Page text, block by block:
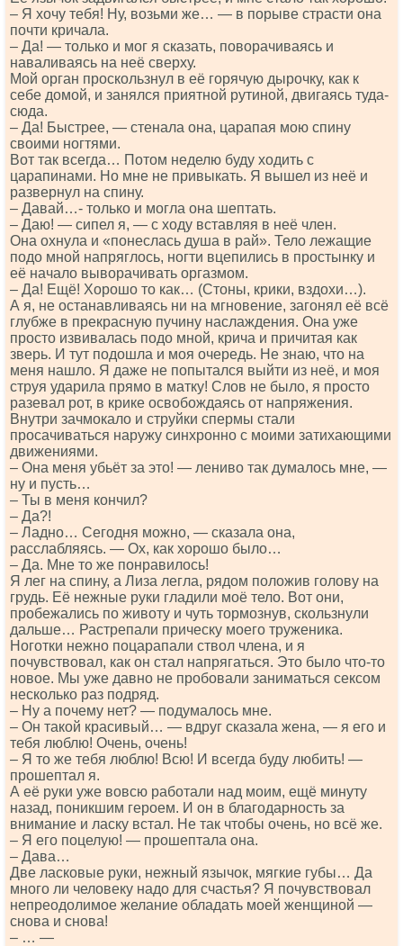
– Я хочу тебя! Ну, возьми же… — в порыве страсти она
почти кричала.
– Да! — только и мог я сказать, поворачиваясь и
наваливаясь на неё сверху.
Мой орган проскользнул в её горячую дырочку, как к
себе домой, и занялся приятной рутиной, двигаясь туда-
сюда.
– Да! Быстрее, — стенала она, царапая мою спину
своими ногтями.
Вот так всегда… Потом неделю буду ходить с
царапинами. Но мне не привыкать. Я вышел из неё и
развернул на спину.
– Давай…- только и могла она шептать.
– Даю! — сипел я, — с ходу вставляя в неё член.
Она охнула и «понеслась душа в рай». Тело лежащие
подо мной напряглось, ногти вцепились в простынку и
её начало выворачивать оргазмом.
– Да! Ещё! Хорошо то как… (Стоны, крики, вздохи…).
А я, не останавливаясь ни на мгновение, загонял её всё
глубже в прекрасную пучину наслаждения. Она уже
просто извивалась подо мной, крича и причитая как
зверь. И тут подошла и моя очередь. Не знаю, что на
меня нашло. Я даже не попытался выйти из неё, и моя
струя ударила прямо в матку! Слов не было, я просто
разевал рот, в крике освобождаясь от напряжения.
Внутри зачмокало и струйки спермы стали
просачиваться наружу синхронно с моими затихающими
движениями.
– Она меня убьёт за это! — лениво так думалось мне, —
ну и пусть…
– Ты в меня кончил?
– Да?!
– Ладно… Сегодня можно, — сказала она,
расслабляясь. — Ох, как хорошо было…
– Да. Мне то же понравилось!
Я лег на спину, а Лиза легла, рядом положив голову на
грудь. Её нежные руки гладили моё тело. Вот они,
пробежались по животу и чуть тормознув, скользнули
дальше… Растрепали прическу моего труженика.
Ноготки нежно поцарапали ствол члена, и я
почувствовал, как он стал напрягаться. Это было что-то
новое. Мы уже давно не пробовали заниматься сексом
несколько раз подряд.
– Ну а почему нет? — подумалось мне.
– Он такой красивый… — вдруг сказала жена, — я его и
тебя люблю! Очень, очень!
– Я то же тебя люблю! Всю! И всегда буду любить! —
прошептал я.
А её руки уже вовсю работали над моим, ещё минуту
назад, поникшим героем. И он в благодарность за
внимание и ласку встал. Не так чтобы очень, но всё же.
– Я его поцелую! — прошептала она.
– Дава…
Две ласковые руки, нежный язычок, мягкие губы… Да
много ли человеку надо для счастья? Я почувствовал
непреодолимое желание обладать моей женщиной —
снова и снова!
– … —